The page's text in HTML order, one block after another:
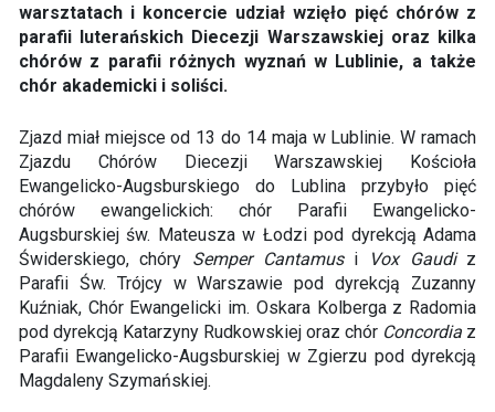
warsztatach i koncercie udział wzięło pięć chórów z
parafii luterańskich Diecezji Warszawskiej oraz kilka
chórów z parafii różnych wyznań w Lublinie, a także
chór akademicki i soliści.
Zjazd miał miejsce od 13 do 14 maja w Lublinie. W ramach
Zjazdu Chórów Diecezji Warszawskiej Kościoła
Ewangelicko-Augsburskiego do Lublina przybyło pięć
chórów ewangelickich: chór Parafii Ewangelicko-
Augsburskiej św. Mateusza w Łodzi pod dyrekcją Adama
Świderskiego, chóry Semper Cantamusi Vox Gaudiz
Parafii Św. Trójcy w Warszawie pod dyrekcją Zuzanny
Kuźniak, Chór Ewangelicki im. Oskara Kolberga z Radomia
pod dyrekcją Katarzyny Rudkowskiej oraz chór Concordia z
Parafii Ewangelicko-Augsburskiej w Zgierzu pod dyrekcją
Magdaleny Szymańskiej.